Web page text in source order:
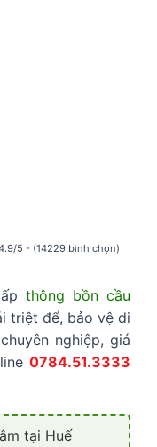
5 - (14229 bình chọn)
thông bồn cầu
triệt để, bảo vệ di
nghiệp, giá
0784.51.3333
tại Huế